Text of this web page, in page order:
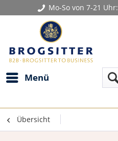
Mo-So von 7-21 Uhr:
Menü
Übersicht